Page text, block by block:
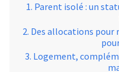
Parent isolé : un
Des allocations pour
Logement,